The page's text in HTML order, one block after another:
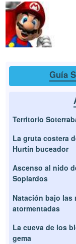
Guía
Territorio
La gruta costera
Hurtín buceador
Ascenso al nido
Soplardos
Natación bajo las
atormentadas
La cueva de los
gema